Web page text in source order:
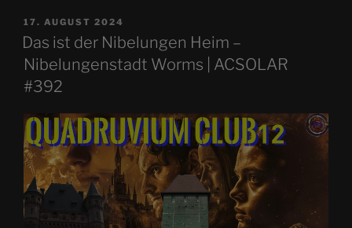
VERÖFFENTLICHT
AM
17. AUGUST 2024
Das ist der Nibelungen Heim –
Nibelungenstadt Worms | ACSOLAR
#392